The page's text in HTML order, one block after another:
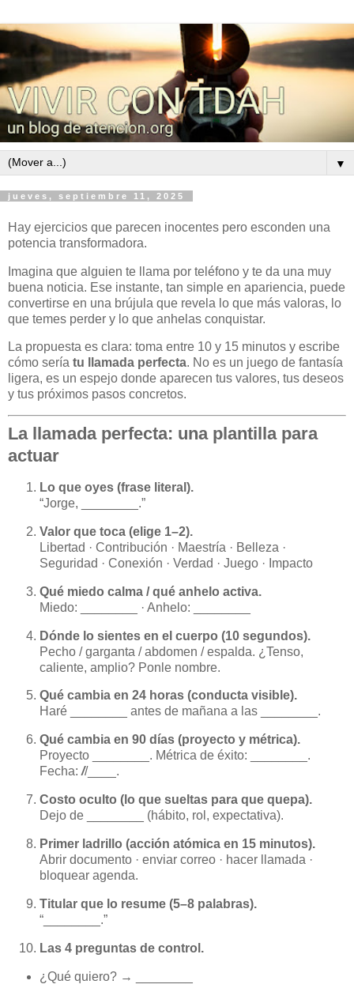
▼
jueves, septiembre 11, 2025
Hay ejercicios que parecen inocentes pero esconden una
potencia transformadora.
Imagina que alguien te llama por teléfono y te da una muy
buena noticia. Ese instante, tan simple en apariencia, puede
convertirse en una brújula que revela lo que más valoras, lo
que temes perder y lo que anhelas conquistar.
La propuesta es clara: toma entre 10 y 15 minutos y escribe
cómo sería tu llamada perfecta. No es un juego de fantasía
ligera, es un espejo donde aparecen tus valores, tus deseos
y tus próximos pasos concretos.
La llamada perfecta: una plantilla para
actuar
Lo que oyes (frase literal).
“Jorge, ________.”
Valor que toca (elige 1–2).
Libertad · Contribución · Maestría · Belleza ·
Seguridad · Conexión · Verdad · Juego · Impacto
Qué miedo calma / qué anhelo activa.
Miedo: ________ · Anhelo: ________
Dónde lo sientes en el cuerpo (10 segundos).
Pecho / garganta / abdomen / espalda. ¿Tenso,
caliente, amplio? Ponle nombre.
Qué cambia en 24 horas (conducta visible).
Haré ________ antes de mañana a las ________.
Qué cambia en 90 días (proyecto y métrica).
Proyecto ________. Métrica de éxito: ________.
Fecha: //____.
Costo oculto (lo que sueltas para que quepa).
Dejo de ________ (hábito, rol, expectativa).
Primer ladrillo (acción atómica en 15 minutos).
Abrir documento · enviar correo · hacer llamada ·
bloquear agenda.
Titular que lo resume (5–8 palabras).
“________.”
Las 4 preguntas de control.
¿Qué quiero? → ________